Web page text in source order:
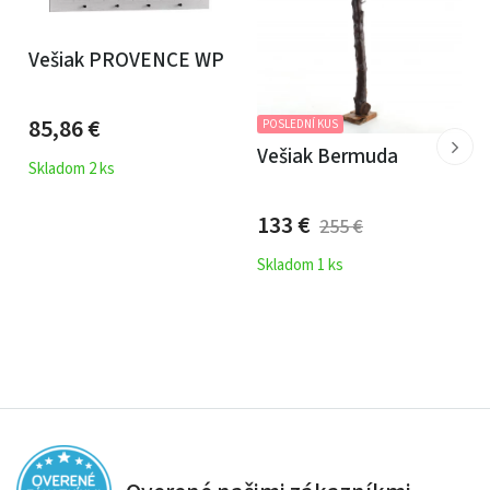
Vešiak PROVENCE WP
85,86€
Skladom 2 ks
POSLEDNÍ KUS
Vešiak Bermuda
133€ 255€
Skladom 1 ks